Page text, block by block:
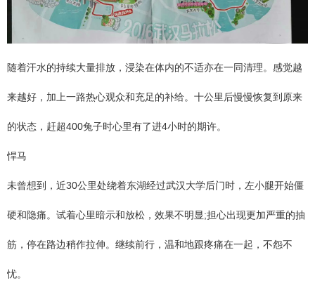
随着汗水的持续大量排放，浸染在体内的不适亦在一同清理。感觉越
来越好，加上一路热心观众和充足的补给。十公里后慢慢恢复到原来
的状态，赶超400兔子时心里有了进4小时的期许。
悍马
未曾想到，近30公里处绕着东湖经过武汉大学后门时，左小腿开始僵
硬和隐痛。试着心里暗示和放松，效果不明显;担心出现更加严重的抽
筋，停在路边稍作拉伸。继续前行，温和地跟疼痛在一起，不怨不
忧。